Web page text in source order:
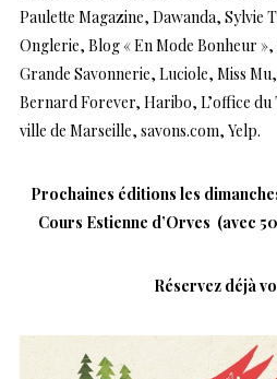
Paulette Magazine, Dawanda, Sylvie
Onglerie, Blog « En Mode Bonheur
Grande Savonnerie, Luciole, Miss
Bernard Forever, Haribo, L’office du
ville de Marseille, savons.com, Yelp.
Prochaines éditions les
Cours Estienne d’Orves (avec
Réservez déjà